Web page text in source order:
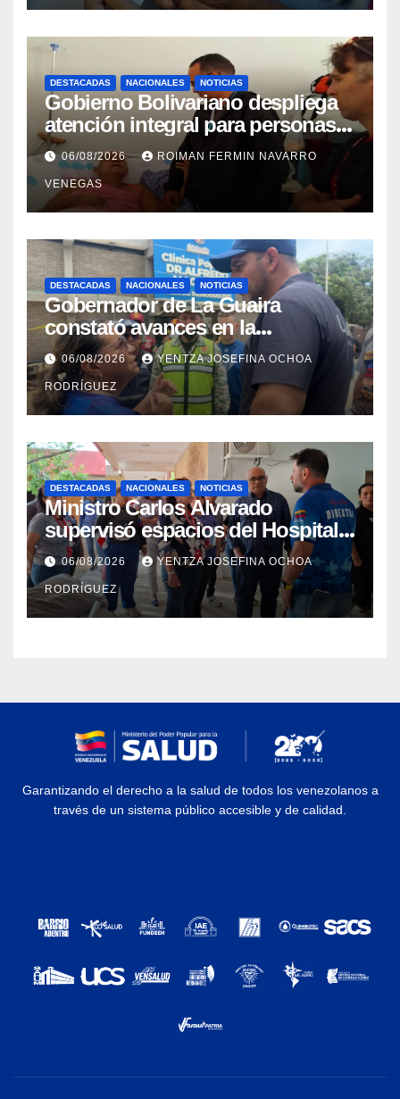
DESTACADAS NACIONALES NOTICIAS
Gobierno Bolivariano despliega
atención integral para personas
con discapacidad en
campamentos de La Guaira
06/08/2026 ROIMAN FERMIN NAVARRO
VENEGAS
DESTACADAS NACIONALES NOTICIAS
Gobernador de La Guaira
constató avances en la
rehabilitación del Hospitalito de
Catia la Mar
06/08/2026 YENTZA JOSEFINA OCHOA
RODRÍGUEZ
DESTACADAS NACIONALES NOTICIAS
Ministro Carlos Alvarado
supervisó espacios del Hospital
Dermatológico Dr. Martín Vegas
en La Guaira
06/08/2026 YENTZA JOSEFINA OCHOA
RODRÍGUEZ
Garantizando el derecho a la salud de todos los venezolanos a
través de un sistema público accesible y de calidad.